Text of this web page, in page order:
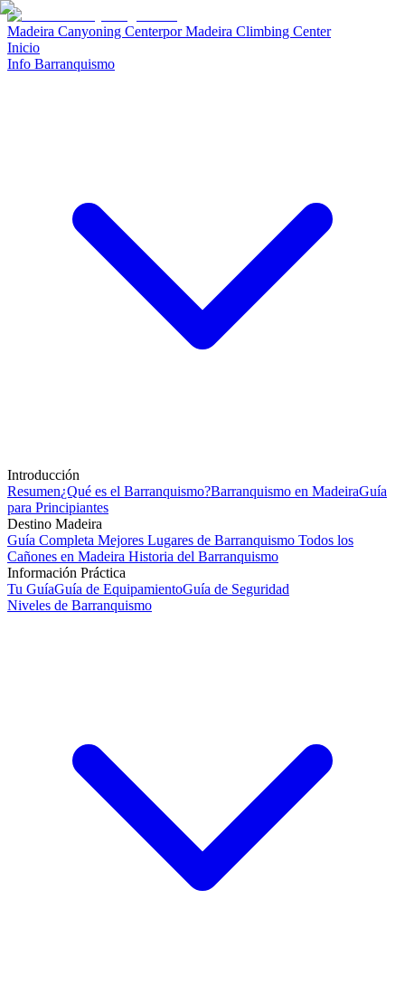
Madeira Canyoning CenterporMadeira Climbing Center
Inicio
Info Barranquismo
Introducción
Resumen¿Qué es el Barranquismo?Barranquismo en MadeiraGuía
para Principiantes
Destino Madeira
Guía Completa Mejores Lugares de Barranquismo Todos los
Cañones en Madeira Historia del Barranquismo
Información Práctica
Tu GuíaGuía de EquipamientoGuía de Seguridad
Niveles de Barranquismo